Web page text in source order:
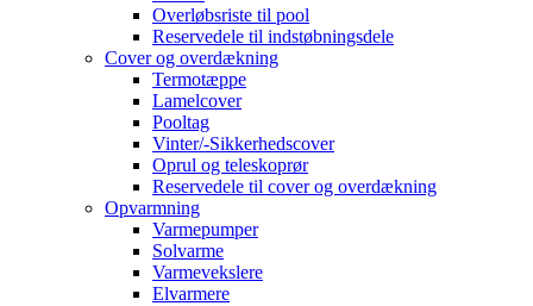
Overløbsriste til pool
Reservedele til indstøbningsdele
Cover og overdækning
Termotæppe
Lamelcover
Pooltag
Vinter/-Sikkerhedscover
Oprul og teleskoprør
Reservedele til cover og overdækning
Opvarmning
Varmepumper
Solvarme
Varmevekslere
Elvarmere